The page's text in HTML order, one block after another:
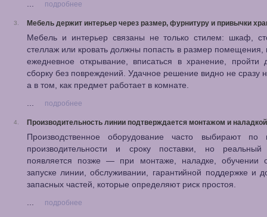
...
подробнее
3. Мебель держит интерьер через размер, фурнитуру и привычки
Мебель и интерьер связаны не только стилем: шкаф,
стеллаж или кровать должны попасть в размер помещения,
ежедневное открывание, вписаться в хранение, пройти
сборку без повреждений. Удачное решение видно не сразу
а в том, как предмет работает в комнате.
...
подробнее
4. Производительность линии подтверждается монтажом и наладкой
Производственное оборудование часто выбирают по
производительности и сроку поставки, но реальный
появляется позже — при монтаже, наладке, обучении
запуске линии, обслуживании, гарантийной поддержке и
запасных частей, которые определяют риск простоя.
...
подробнее